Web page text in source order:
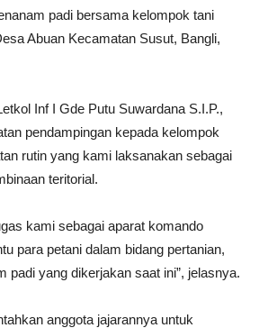
padi bersama kelompok tani
Abuan Kecamatan Susut, Bangli,
Inf I Gde Putu Suwardana S.I.P.,
pendampingan kepada kelompok
rutin yang kami laksanakan sebagai
teritorial.
kami sebagai aparat komando
para petani dalam bidang pertanian,
padi yang dikerjakan saat ini”, jelasnya.
anggota jajarannya untuk